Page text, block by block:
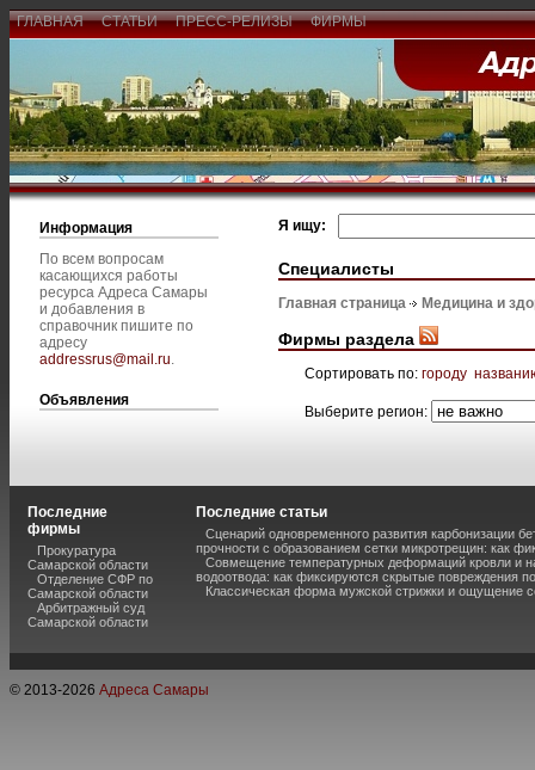
ГЛАВНАЯ СТАТЬИ ПРЕСС-РЕЛИЗЫ ФИРМЫ
Информация
По всем вопросам
касающихся работы
ресурса Адреса Самары
и добавления в
справочник пишите по
адресу
addressrus@mail.ru.
Объявления
Я ищу:
Специалисты
Главная страница Медицина и
Фирмы раздела
Сортировать по: городу
Выберите регион:
Последние
фирмы
Прокуратура
Самарской области
Отделение СФР по
Самарской области
Арбитражный суд
Самарской области
Последние статьи
Сценарий одновременного развития карбонизации
прочности с образованием сетки микротрещин: как
Совмещение температурных деформаций кровли и
водоотвода: как фиксируются скрытые повреждения
Классическая форма мужской стрижки и ощущение
© 2013-2026 Адреса Самары